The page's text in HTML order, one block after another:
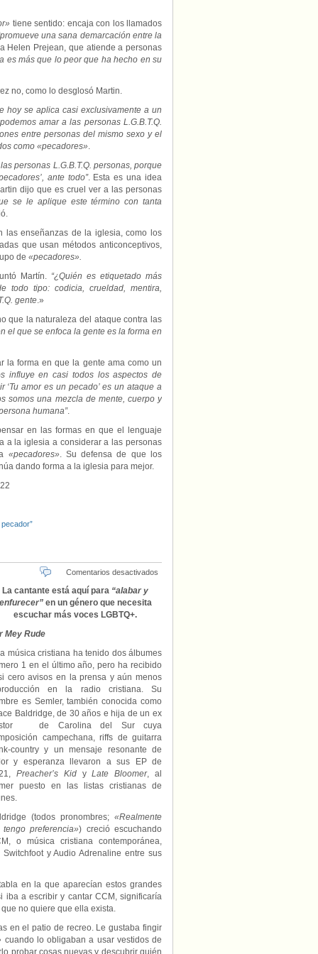
tiene sentido: encaja con los llamados
una sana demarcación entre la
Helen Prejean, que atiende a personas
es más que lo peor que ha hecho en su
no, como lo desglosó Martin.
hoy se aplica casi exclusivamente a un
amar a las personas L.G.B.T.Q.
entre personas del mismo sexo y el
como «pecadores».
personas L.G.B.T.Q. personas, porque
ante todo”. Esta es una idea
dijo que es cruel ver a las personas
se le aplique este término con tanta
las enseñanzas de la iglesia, como los
que usan métodos anticonceptivos,
de «pecadores».
Martín. “¿Quién es etiquetado más
todo tipo: codicia, crueldad, mentira,
gente.»
que la naturaleza del ataque contra las
el que se enfoca la gente es la forma en
la forma en que la gente ama como un
influye en casi todos los aspectos de
‘Tu amor es un pecado’ es un ataque a
somos una mezcla de mente, cuerpo y
humana”.
en las formas en que el lenguaje
a la iglesia a considerar a las personas
«pecadores». Su defensa de que los
dando forma a la iglesia para mejor.
Comentarios desactivados
La cantante está aquí para “alabar y
enfurecer”en un género que necesita
escuchar más voces LGBTQ+.
Mey Rude
música cristiana ha tenido dos álbumes
1 en el último año, pero ha recibido
cero avisos en la prensa y aún menos
en la radio cristiana. Su
es Semler, también conocida como
Baldridge, de 30 años e hija de un ex
de Carolina del Sur cuya
campechana, riffs de guitarra
country y un mensaje resonante de
y esperanza llevaron a sus EP de
Preacher’s KidyLate Bloomer, al
puesto en las listas cristianas de
(todos pronombres; «Realmente
preferencia») creció escuchando
o música cristiana contemporánea,
y Audio Adrenaline entre sus
en la que aparecían estos grandes
iba a escribir y cantar CCM, significaría
no quiere que ella exista.
en el patio de recreo. Le gustaba fingir
cuando lo obligaban a usar vestidos de
probar cosas nuevas y descubrir quién